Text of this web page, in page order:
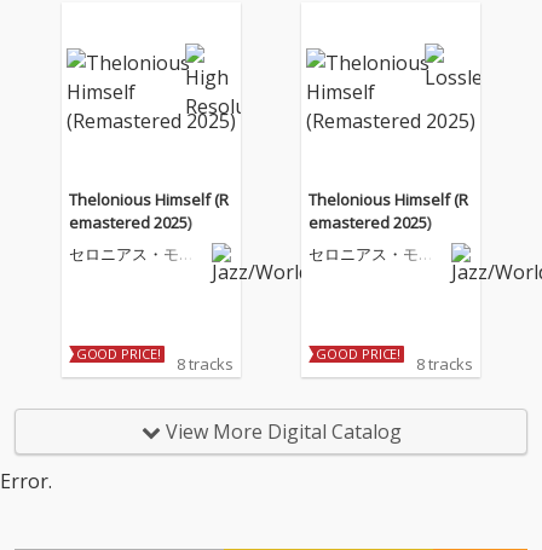
Thelonious Himself (R
emastered 2025)
セロニアス・モン
GOOD PRICE! 8 tracks
Thelonious Himself (R
emastered 2025)
セロニアス・モン
GOOD PRICE! 8 tracks
View More Digital Catalog
Error.